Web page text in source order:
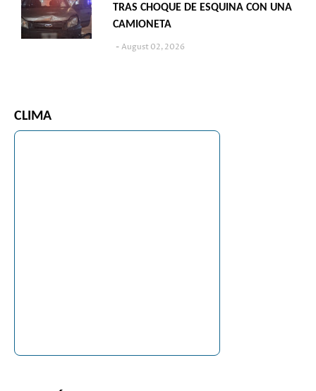
TRAS CHOQUE DE ESQUINA CON UNA
CAMIONETA
August 02, 2026
CLIMA